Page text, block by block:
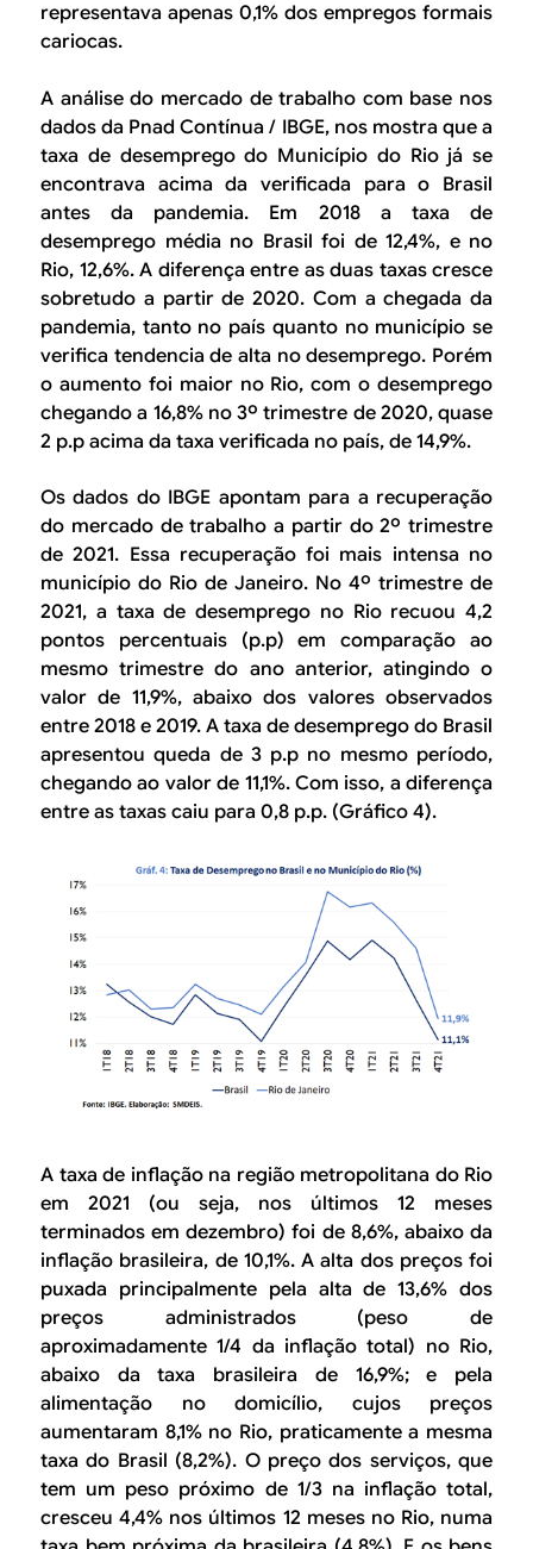
representava apenas 0,1% dos empregos formais
cariocas.
A análise do mercado de trabalho com base nos
dados da Pnad Contínua / IBGE, nos mostra que a
taxa de desemprego do Município do Rio já se
encontrava acima da verificada para o Brasil
antes da pandemia. Em 2018 a taxa de
desemprego média no Brasil foi de 12,4%, e no
Rio, 12,6%. A diferença entre as duas taxas cresce
sobretudo a partir de 2020. Com a chegada da
pandemia, tanto no país quanto no município se
verifica tendencia de alta no desemprego. Porém
o aumento foi maior no Rio, com o desemprego
chegando a 16,8% no 3º trimestre de 2020, quase
2 p.p acima da taxa verificada no país, de 14,9%.
Os dados do IBGE apontam para a recuperação
do mercado de trabalho a partir do 2º trimestre
de 2021. Essa recuperação foi mais intensa no
município do Rio de Janeiro. No 4º trimestre de
2021, a taxa de desemprego no Rio recuou 4,2
pontos percentuais (p.p) em comparação ao
mesmo trimestre do ano anterior, atingindo o
valor de 11,9%, abaixo dos valores observados
entre 2018 e 2019. A taxa de desemprego do Brasil
apresentou queda de 3 p.p no mesmo período,
chegando ao valor de 11,1%. Com isso, a diferença
entre as taxas caiu para 0,8 p.p. (Gráfico 4).
A taxa de inflação na região metropolitana do Rio
em 2021 (ou seja, nos últimos 12 meses
terminados em dezembro) foi de 8,6%, abaixo da
inflação brasileira, de 10,1%. A alta dos preços foi
puxada principalmente pela alta de 13,6% dos
preços administrados (peso de
aproximadamente 1/4 da inflação total) no Rio,
abaixo da taxa brasileira de 16,9%; e pela
alimentação no domicílio, cujos preços
aumentaram 8,1% no Rio, praticamente a mesma
taxa do Brasil (8,2%). O preço dos serviços, que
tem um peso próximo de 1/3 na inflação total,
cresceu 4,4% nos últimos 12 meses no Rio, numa